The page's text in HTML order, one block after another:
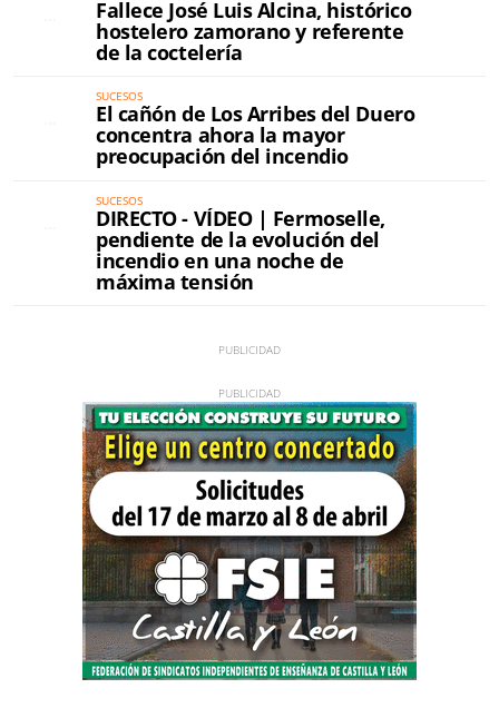
Fallece José Luis Alcina, histórico
hostelero zamorano y referente
de la coctelería
SUCESOS
El cañón de Los Arribes del Duero
concentra ahora la mayor
preocupación del incendio
SUCESOS
DIRECTO - VÍDEO | Fermoselle,
pendiente de la evolución del
incendio en una noche de
máxima tensión